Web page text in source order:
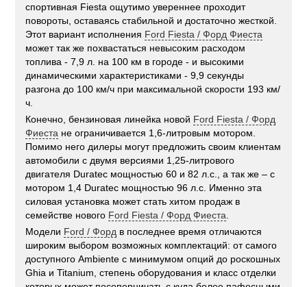
спортивная Fiesta ощутимо увереннее проходит
повороты, оставаясь стабильной и достаточно жесткой.
Этот вариант исполнения Ford Fiesta / Форд Фиеста
может так же похвастаться невысоким расходом
топлива - 7,9 л. на 100 км в городе - и высокими
динамическими характеристиками - 9,9 секунды
разгона до 100 км/ч при максимальной скорости 193 км/
ч.
Конечно, бензиновая линейка новой Ford Fiesta / Форд
Фиеста не ограничивается 1,6-литровым мотором.
Помимо него дилеры могут предложить своим клиентам
автомобили с двумя версиями 1,25-литрового
двигателя Duratec мощностью 60 и 82 л.с., а так же – с
мотором 1,4 Duratec мощностью 96 л.с. Именно эта
силовая установка может стать хитом продаж в
семействе нового Ford Fiesta / Форд Фиеста
Модели Ford / Форд в последнее время отличаются
широким выбором возможных комплектаций: от самого
доступного Ambiente с минимумом опций до роскошных
Ghia и Titanium, степень оборудования и класс отделки